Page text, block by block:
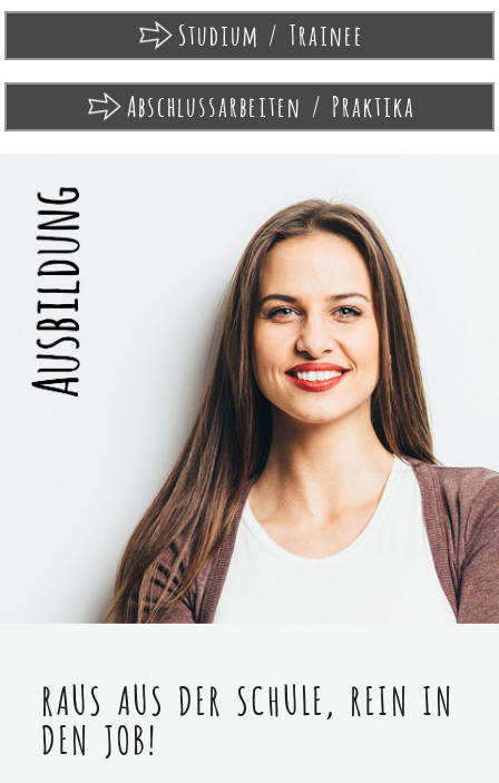
Studium / Trainee
Abschlussarbeiten / Praktika
RAUS AUS DER SCHULE, REIN IN
DEN JOB!